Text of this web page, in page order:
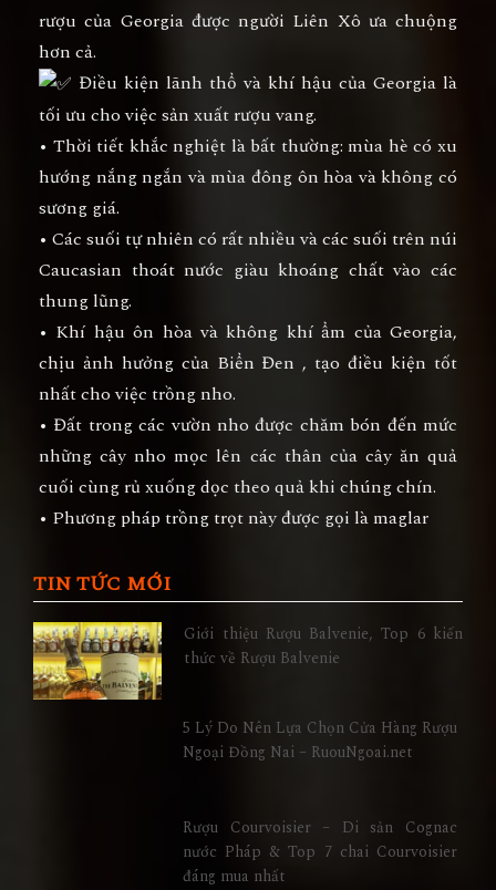
rượu của Georgia được người Liên Xô ưa chuộng
hơn cả.
Điều kiện lãnh thổ và khí hậu của Georgia là
tối ưu cho việc sản xuất rượu vang.
• Thời tiết khắc nghiệt là bất thường: mùa hè có xu
hướng nắng ngắn và mùa đông ôn hòa và không có
sương giá.
• Các suối tự nhiên có rất nhiều và các suối trên núi
Caucasian thoát nước giàu khoáng chất vào các
thung lũng.
• Khí hậu ôn hòa và không khí ẩm của Georgia,
chịu ảnh hưởng của Biển Đen , tạo điều kiện tốt
nhất cho việc trồng nho.
• Đất trong các vườn nho được chăm bón đến mức
những cây nho mọc lên các thân của cây ăn quả
cuối cùng rủ xuống dọc theo quả khi chúng chín.
• Phương pháp trồng trọt này được gọi là maglar
TIN TỨC MỚI
Giới thiệu Rượu Balvenie, Top 6 kiến
thức về Rượu Balvenie
5 Lý Do Nên Lựa Chọn Cửa Hàng Rượu
Ngoại Đồng Nai – RuouNgoai.net
Rượu Courvoisier – Di sản Cognac
nước Pháp & Top 7 chai Courvoisier
đáng mua nhất